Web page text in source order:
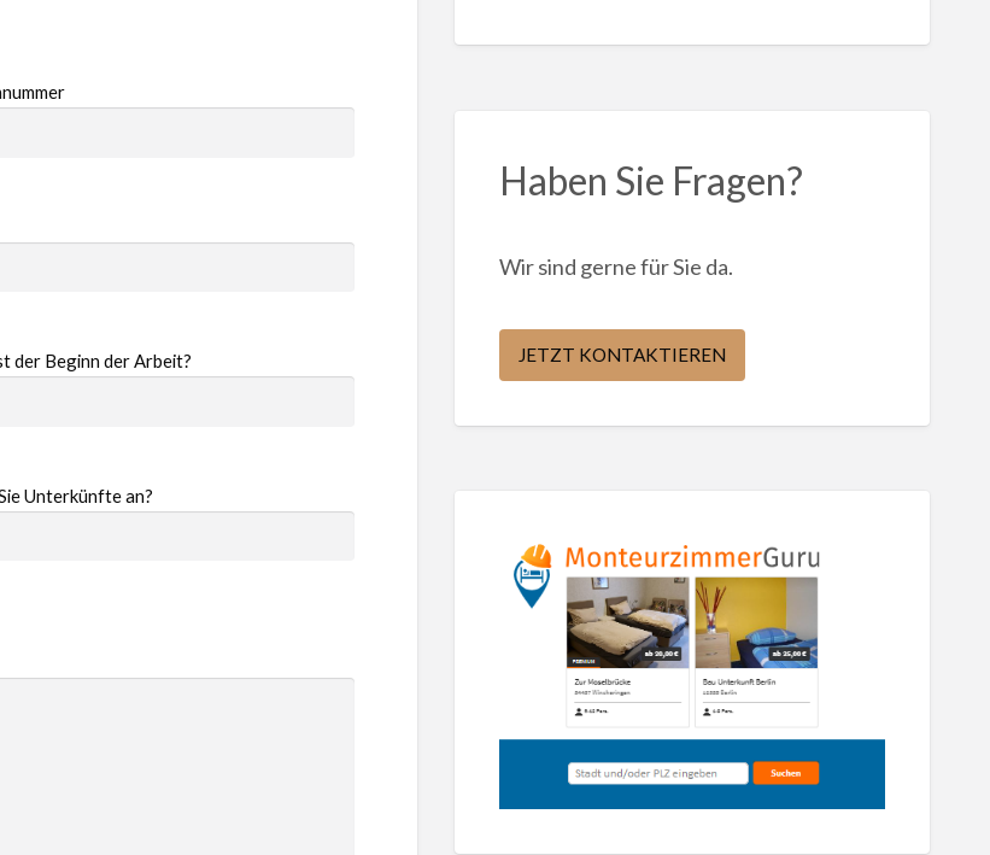
der Beginn der Arbeit?
Unterkünfte an?
Haben Sie Fragen?
Wir sind gerne für Sie da.
JETZT KONTAKTIEREN